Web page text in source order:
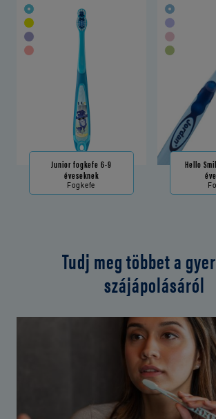
Junior fogkefe 6-9
éveseknek
Fogkefe
Hello
Tudj meg többet a
szájápolásáról